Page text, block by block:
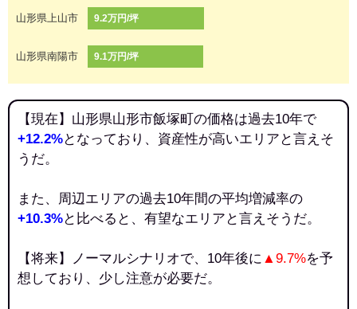
山形県上山市 9.2万円/坪
山形県南陽市 9.1万円/坪
【現在】山形県山形市飯塚町の価格は過去10年で
+12.2%となっており、資産性が高いエリアと言えそ
うだ。
また、周辺エリアの過去10年間の平均増減率の
+10.3%と比べると、有望なエリアと言えそうだ。
【将来】ノーマルシナリオで、10年後に ▲9.7%を予
想しており、少し注意が必要だ。